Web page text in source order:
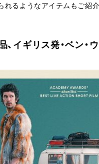
るようなアイテムもご紹
イギリス発・ベン・